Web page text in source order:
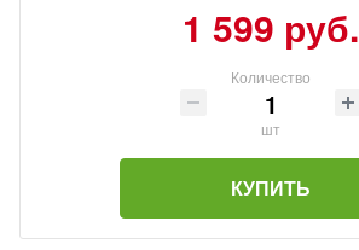
1 599 руб.
Количество
шт
КУПИТЬ